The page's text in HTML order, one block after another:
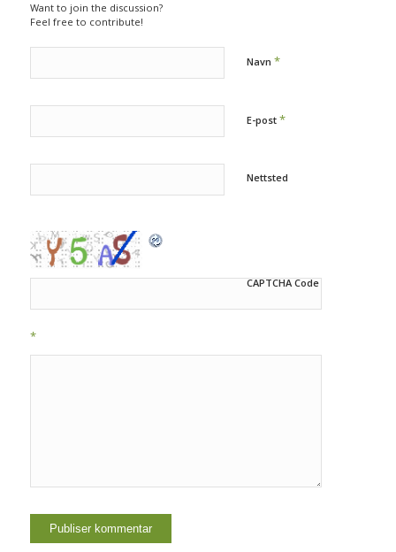
Want to join the discussion?
Feel free to contribute!
Navn *
E-post *
Nettsted
CAPTCHA Code
*